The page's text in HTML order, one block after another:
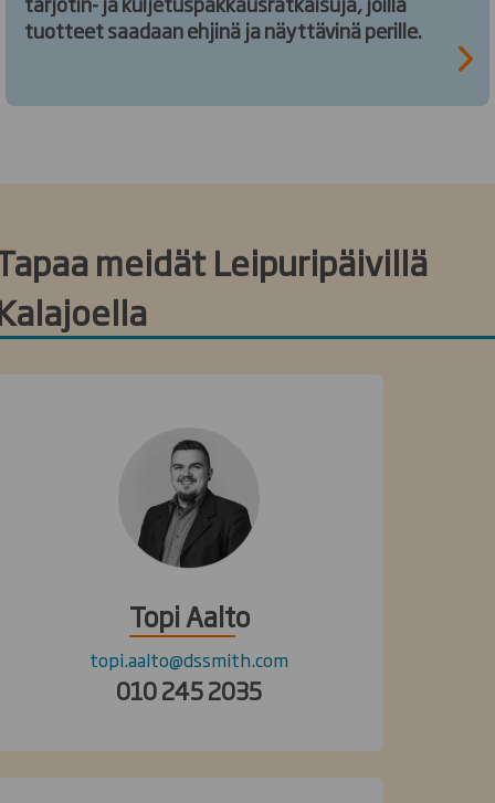
tuotteet saadaan ehjinä ja näyttävinä perille.
meidät Leipuripäivillä
Topi Aalto
topi.aalto@dssmith.com
010 245 2035